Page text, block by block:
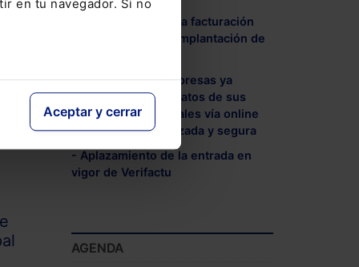
en tu navegador. Si no
Aceptar y cerrar
- El nuevo flujo de la facturación
electrónica tras la implantación de
- Ciudadanos y empresas ya
pueden consultar datos de sus
documentos notariales vía online
de forma personalizada y segura
- Aplazamiento de la entrada en
vigor de Verifactu
AGENDA